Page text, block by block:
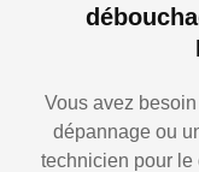
Vous avez
dépannage ou
technicien pour